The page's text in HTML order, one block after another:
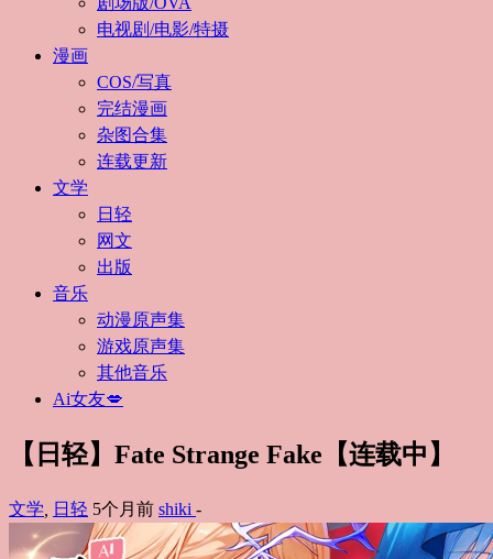
电视剧/电影/特摄
漫画
COS/写真
完结漫画
杂图合集
连载更新
文学
日轻
网文
出版
音乐
动漫原声集
游戏原声集
其他音乐
Ai女友💋
【日轻】Fate Strange Fake【连载中】
文学 日轻 5个月前 shiki -